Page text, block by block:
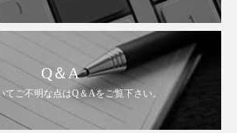
Q＆A
てご不明な点はQ＆Aをご覧下さい。